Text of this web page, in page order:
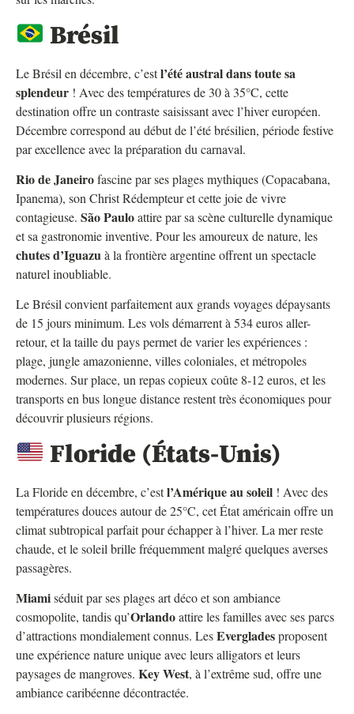
Brésil
Le Brésil en décembre, c’estl’été austral dans toute sa
splendeur ! Avec des températures de 30 à 35°C, cette
destination offre un contraste saisissant avec l’hiver européen.
Décembre correspond au début de l’été brésilien, période festive
par excellence avec la préparation du carnaval.
Rio de Janeirofascine par ses plages mythiques (Copacabana,
Ipanema), son Christ Rédempteur et cette joie de vivre
contagieuse. São Pauloattire par sa scène culturelle dynamique
et sa gastronomie inventive. Pour les amoureux de nature, les
chutes d’Iguazuà la frontière argentine offrent un spectacle
naturel inoubliable.
Le Brésil convient parfaitement aux grands voyages dépaysants
de 15 jours minimum. Les vols démarrent à 534 euros aller-
retour, et la taille du pays permet de varier les expériences :
plage, jungle amazonienne, villes coloniales, et métropoles
modernes. Sur place, un repas copieux coûte 8-12 euros, et les
transports en bus longue distance restent très économiques pour
découvrir plusieurs régions.
Floride (États-Unis)
La Floride en décembre, c’estl’Amérique au soleil ! Avec des
températures douces autour de 25°C, cet État américain offre un
climat subtropical parfait pour échapper à l’hiver. La mer reste
chaude, et le soleil brille fréquemment malgré quelques averses
passagères.
Miamiséduit par ses plages art déco et son ambiance
cosmopolite, tandis qu’Orlandoattire les familles avec ses parcs
d’attractions mondialement connus. LesEvergladesproposent
une expérience nature unique avec leurs alligators et leurs
paysages de mangroves. Key West, à l’extrême sud, offre une
ambiance caribéenne décontractée.